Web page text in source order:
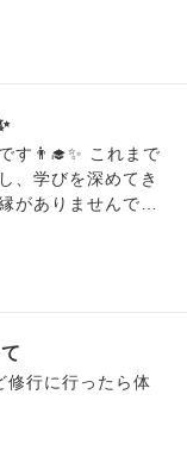
したら、ご教示
す👨‍🎓✨ これまで
、学びを深めてき
がありませんでし
仏教徒の方や住
れたりして、対等
修行に行ったら体